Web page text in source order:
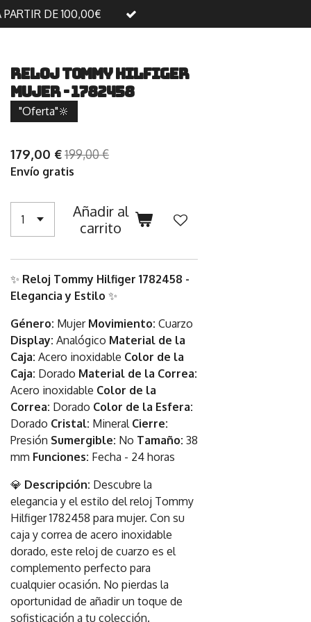
DE 100,00€
Reloj Tommy Hilfiger
Mujer - 1782458
"Oferta"🔆
179,00 €199,00 €
Envío gratis
Añadir al
carrito
✨ Reloj Tommy Hilfiger 1782458 -
Elegancia y Estilo ✨
Género: Mujer Movimiento: Cuarzo
Display: Analógico Material de la
Caja: Acero inoxidable Color de la
Caja: Dorado Material de la Correa:
Acero inoxidable Color de la
Correa: Dorado Color de la Esfera:
Dorado Cristal: Mineral Cierre:
Presión Sumergible: No Tamaño: 38
mm Funciones: Fecha - 24 horas
💎 Descripción: Descubre la
elegancia y el estilo del reloj Tommy
Hilfiger 1782458 para mujer. Con su
caja y correa de acero inoxidable
dorado, este reloj de cuarzo es el
complemento perfecto para
cualquier ocasión. No pierdas la
oportunidad de añadir un toque de
sofisticación a tu colección.